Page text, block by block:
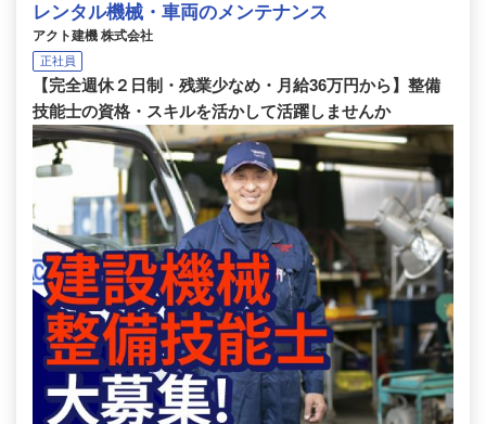
レンタル機械・車両のメンテナンス
アクト建機 株式会社
正社員
【完全週休２日制・残業少なめ・月給36万円から】整備
技能士の資格・スキルを活かして活躍しませんか